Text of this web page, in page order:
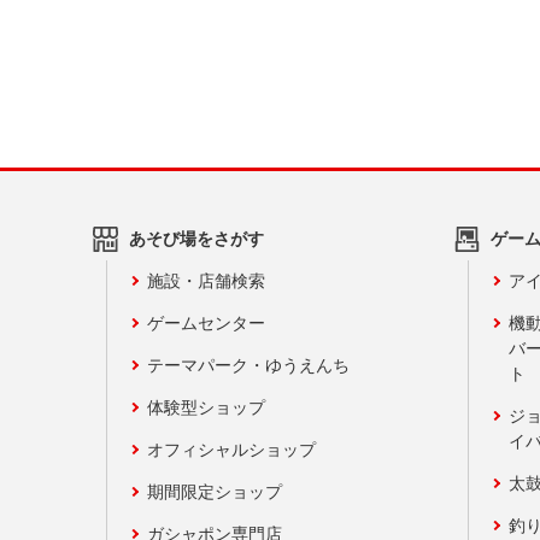
あそび場をさがす
施設・店舗検索
ゲームセンター
テーマパーク・ゆうえんち
体験型ショップ
オフィシャルショップ
期間限定ショップ
ガシャポン専門店
ゲー
ア
機
バ
ト
ジ
イ
太
釣